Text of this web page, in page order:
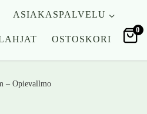
ASIAKASPALVELU
OSTOSKORI
0
– Opievallmo